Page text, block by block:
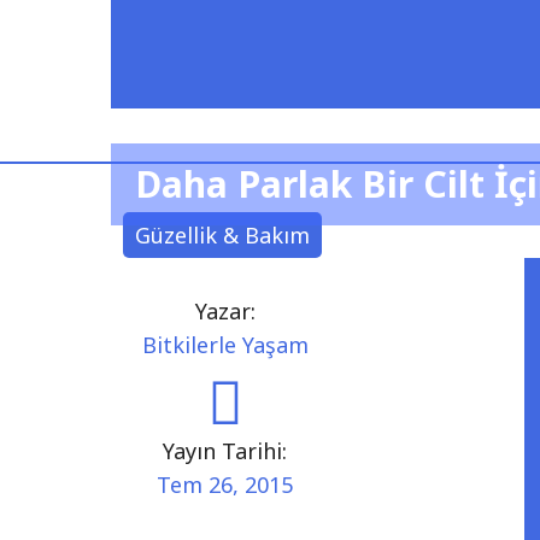
Güzellik & Bakım
Daha Parlak Bir Cilt
Yazar:
Bitkilerle Yaşam
Yayın Tarihi:
Tem 26, 2015